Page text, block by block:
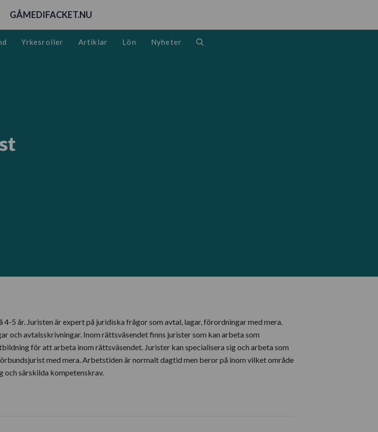
GÅMEDIFACKET.NU
Yrkesroller Artiklar Lön Nyheter
5 år. Juristen är expert på juridiska frågor som avtal, lagar, förordningar med mera.
och avtalsskrivningar. Inom rättsväsendet finns jurister som kan arbeta som
för att arbeta inom rättsväsendet. Jurister kan specialisera sig och arbeta som
med mera. Arbetstiden är normalt dagtid men beror på inom vilket område
och särskilda kompetenskrav.